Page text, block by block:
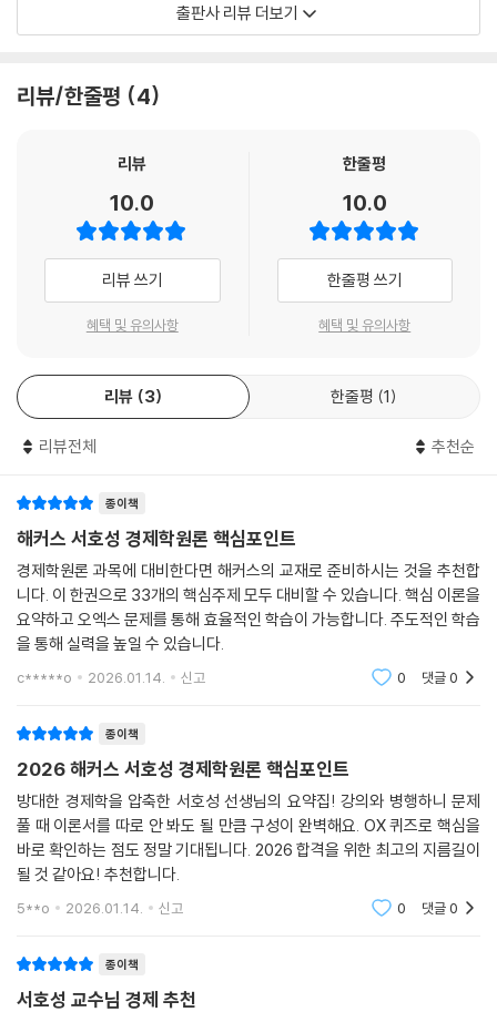
1. 33개 핵심 Topic으로 압축 정리한 경제학원론!(1) 방대한 경제학 이론
2. 핵심이론 요약과 OX 문제를 통한 자기주도 학습!(1) 각 Topic별 핵심
통해 학습한 내용을 즉각 확인하며 경제학원론을 정리해나갈 수 있습니다.
[해커스 감정평가사ㅣca.Hackers.com]
1. 본 교재 인강(할인쿠폰 수록)
2. 감정평가사 무료 특강
1. 본 교재 인강(할인쿠폰 수록)2. 공무원 경제학 무료 특강3. 합격예측 온
라인 모의고사(응시권 및 해설강의 수강권 수록)
출판사 리뷰 더보기
리뷰/한줄평 4
리뷰
10.0
리뷰 쓰기
혜택 및 유의사항
한줄평
10.0
한줄평 쓰기
혜택 및 유의사항
리뷰 3 한줄평 1
리뷰전체 추천순
종이책
해커스 서호성 경제학원론 핵심포인트
경제학원론 과목에 대비한다면 해커스의 교재로 준비하시는 것을 추천합
니다. 이 한권으로 33개의 핵심주제 모두 대비할 수 있습니다. 핵심 이론을
요약하고 오엑스 문제를 통해 효율적인 학습이 가능합니다. 주도적인 학습
을 통해 실력을 높일 수 있습니다.
c*****o 2026.01.14. 신고 0 댓글0
종이책
2026 해커스 서호성 경제학원론 핵심포인트
방대한 경제학을 압축한 서호성 선생님의 요약집! 강의와 병행하니 문제
풀 때 이론서를 따로 안 봐도 될 만큼 구성이 완벽해요. OX 퀴즈로 핵심을
바로 확인하는 점도 정말 기대됩니다. 2026 합격을 위한 최고의 지름길이
될 것 같아요! 추천합니다.
5**o 2026.01.14. 신고 0 댓글0
종이책
서호성 교수님 경제 추천